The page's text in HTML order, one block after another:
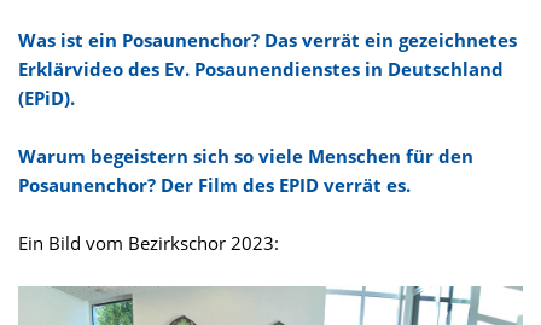
Was ist ein Posaunenchor? Das verrät ein gezeichnetes
Erklärvideo des Ev. Posaunendienstes in Deutschland
(EPiD).
Warum begeistern sich so viele Menschen für den
Posaunenchor? Der Film des EPID verrät es.
Ein Bild vom Bezirkschor 2023: